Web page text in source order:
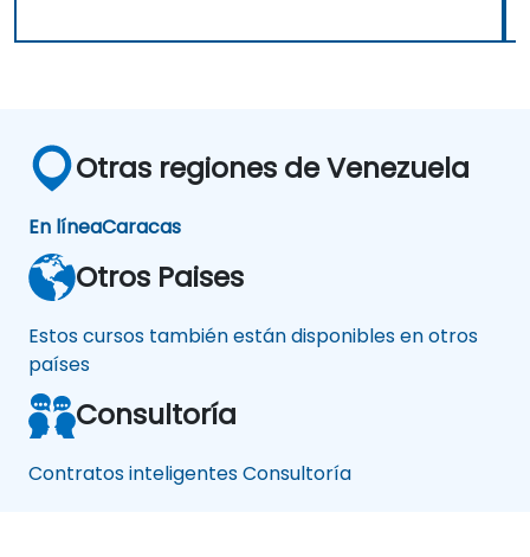
Otras regiones de Venezuela
En líneaCaracas
Otros Paises
Estos cursos también están disponibles en otros
países
Consultoría
Contratos inteligentes Consultoría